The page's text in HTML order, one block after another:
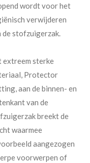
wordt voor het
verwijderen
de stofzuigerzak.
extreem sterke
Protector
aan de binnen- en
van de
breekt de
waarmee
aangezogen
voorwerpen of